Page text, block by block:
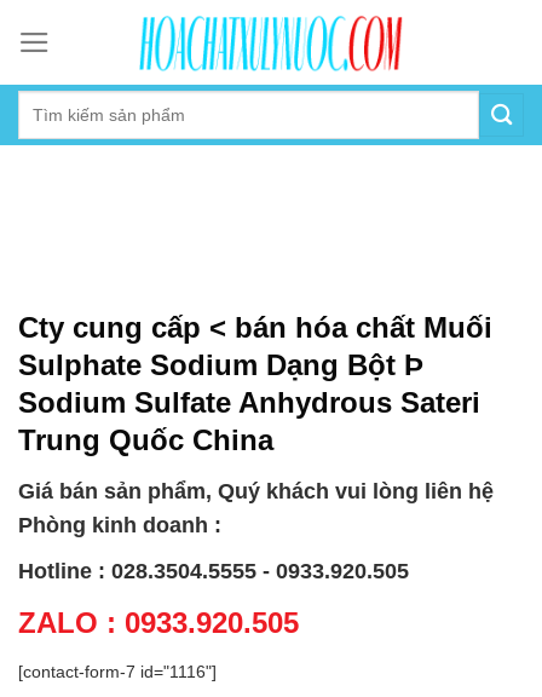
content
Cty cung cấp < bán hóa chất Muối
Sulphate Sodium Dạng Bột Þ
Sodium Sulfate Anhydrous Sateri
Trung Quốc China
Giá bán sản phẩm, Quý khách vui lòng liên hệ
Phòng kinh doanh :
Hotline : 028.3504.5555 - 0933.920.505
ZALO : 0933.920.505
[contact-form-7 id="1116"]